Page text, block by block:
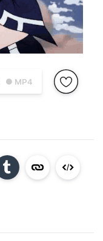
● MP4